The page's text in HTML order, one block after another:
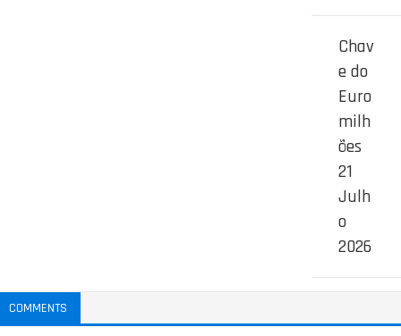
Chav
e do
Euro
milh
ões
21
Julh
o
2026
COMMENTS